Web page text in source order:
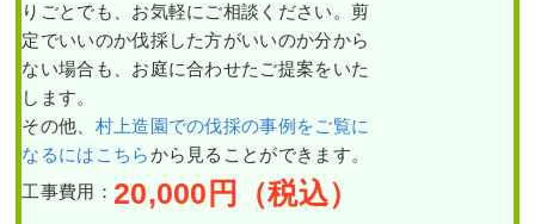
りごとでも、お気軽にご相談ください。剪
定でいいのか伐採した方がいいのか分から
ない場合も、お庭に合わせたご提案をいた
します。
その他、 村上造園での伐採の事例をご覧に
なるにはこちらから見ることができます。
工事費用： 20,000 円（税込）